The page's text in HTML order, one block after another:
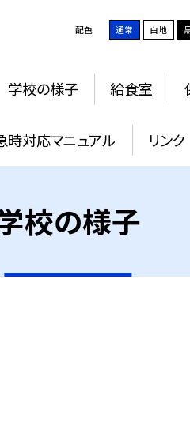
配色 通常 白地
学校の様子 給食室
時対応マニュアル リンク
校の様子